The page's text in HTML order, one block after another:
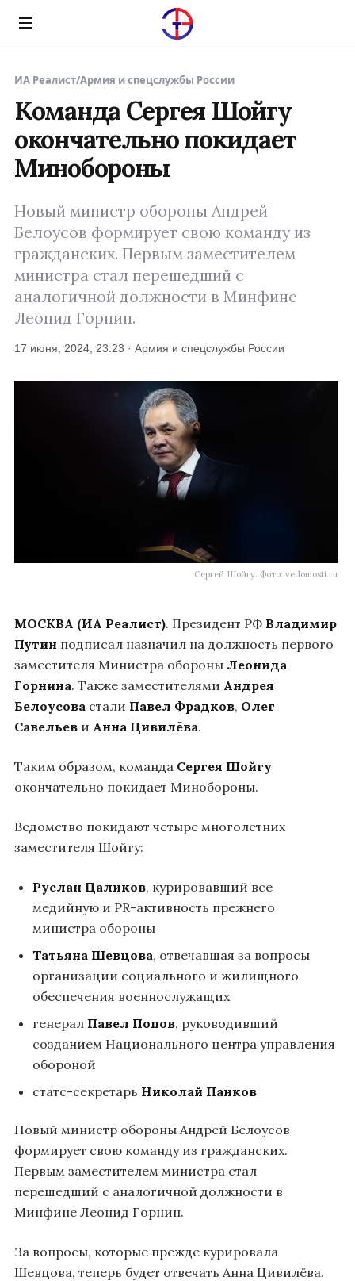
Menu
ИА Реалист/Армия и спецслужбы России
Команда Сергея Шойгу
окончательно покидает
Минобороны
Новый министр обороны Андрей
Белоусов формирует свою команду из
гражданских. Первым заместителем
министра стал перешедший с
аналогичной должности в Минфине
Леонид Горнин.
17 июня, 2024, 23:23 · Армия и спецслужбы России
Сергей Шойгу. Фото: vedomosti.ru
МОСКВА (ИА Реалист). Президент РФ Владимир
Путин подписал назначил на должность первого
заместителя Министра обороны Леонида
Горнина. Также заместителями Андрея
Белоусова стали Павел Фрадков, Олег
Савельев и Анна Цивилёва.
Таким образом, команда Сергея Шойгу
окончательно покидает Минобороны.
Ведомство покидают четыре многолетних
заместителя Шойгу:
Руслан Цаликов, курировавший все
медийную и PR-активность прежнего
министра обороны
Татьяна Шевцова, отвечавшая за вопросы
организации социального и жилищного
обеспечения военнослужащих
генерал Павел Попов, руководивший
созданием Национального центра управления
обороной
статс-секретарь Николай Панков
Новый министр обороны Андрей Белоусов
формирует свою команду из гражданских.
Первым заместителем министра стал
перешедший с аналогичной должности в
Минфине Леонид Горнин.
За вопросы, которые прежде курировала
Шевцова, теперь будет отвечать Анна Цивилёва.